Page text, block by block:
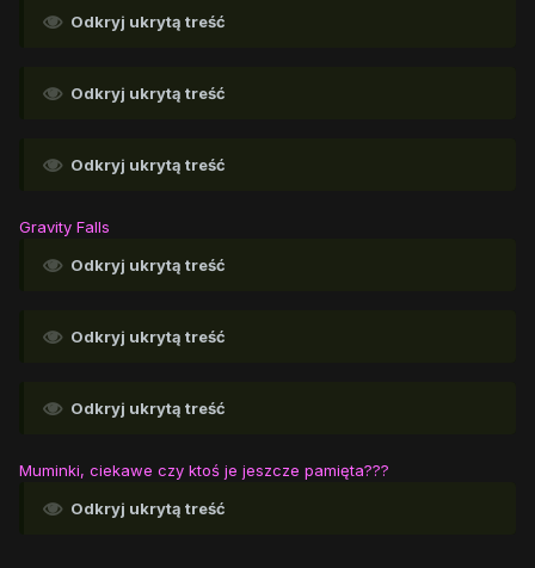
Odkryj ukrytą treść
Odkryj ukrytą treść
Odkryj ukrytą treść
Gravity Falls
Odkryj ukrytą treść
Odkryj ukrytą treść
Odkryj ukrytą treść
Muminki, ciekawe czy ktoś je jeszcze pamięta???
Odkryj ukrytą treść